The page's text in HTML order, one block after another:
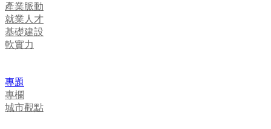
產業脈動
就業人才
基礎建設
軟實力
專題
專欄
城市觀點